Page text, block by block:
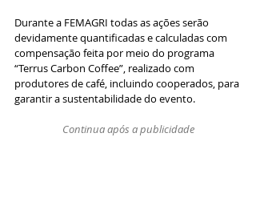
Durante a FEMAGRI todas as ações serão
devidamente quantificadas e calculadas com
compensação feita por meio do programa
“Terrus Carbon Coffee”, realizado com
produtores de café, incluindo cooperados, para
garantir a sustentabilidade do evento.
Continua após a publicidade